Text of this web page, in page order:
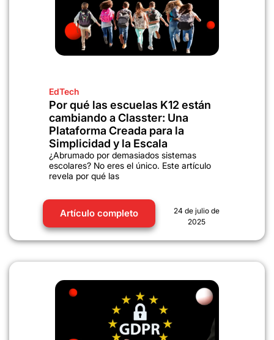
EdTech
Por qué las escuelas K12 están
cambiando a Classter: Una
Plataforma Creada para la
Simplicidad y la Escala
¿Abrumado por demasiados sistemas
escolares? No eres el único. Este artículo
revela por qué las
Artículo completo
24 de julio de
2025